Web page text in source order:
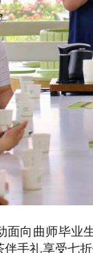
面向曲师毕业
手礼享受七